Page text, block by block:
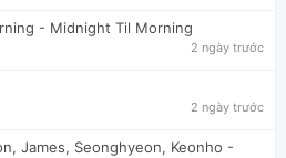
- Midnight Til Morning
2 ngày trước
2 ngày trước
James, Seonghyeon, Keonho -